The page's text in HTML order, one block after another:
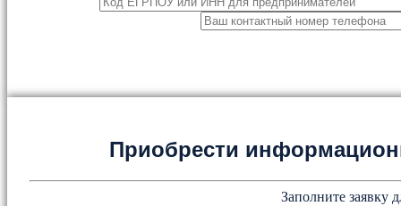
Приобрести
Заполните заявку